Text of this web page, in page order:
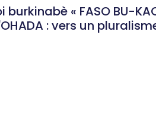
« FASO BU-
: vers un